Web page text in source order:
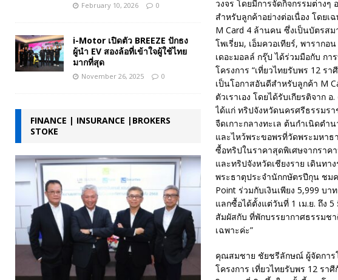
วงจร โดยมีการจัดกิจกรรมต่างๆ
สำหรับลูกค้าอย่างต่อเนื่อง โดย
M Card 4 ล้านคน ซึ่งเป็นบัตรส
โพเรี่ยม, เอ็มควอเทียร์, พาราก
เดอะมอลล์ กรุ๊ป ได้ร่วมมือกับ กา
โครงการ “เที่ยวไทยรับพร 12 ร
เป็นโอกาสอันดีสำหรับลูกค้า M
ตัวเราเอง โดยได้รับเกียรติจา
ได้แก่ ทริปจังหวัดนครศรีธรรมร
จืดเกาะกลางทะเล ต้นกำเนิดต
และไหว้พระขอพรที่วัดพระมหาธ
ซื้อทริปในราคาสุดพิเศษจากราค
และทริปจังหวัดเชียงราย เดินท
พระธาตุประจำนักกษัตรปีกุน ชม
Point ร่วมกับเงินเพียง 5,999 บ
แลกซื้อได้ตั้งแต่วันที่ 1 เม.ย. ถึง
สัมผัสกับ ที่พักบรรยากาศธรรมช
เฉพาะค่ะ”
คุณสมชาย ชัยชรีลักษณ์ ผู้จัดการโ
โครงการ เที่ยวไทยรับพร 12 รา
February 10, 2026 0
i-Motor เปิดตัว BREEZE ปักธง
ผู้นำ EV สองล้อที่เข้าใจผู้ใช้ไทย
มากที่สุด
November 26, 2025 0
FINANCE | INSURANCE |BROKERS
STOKE